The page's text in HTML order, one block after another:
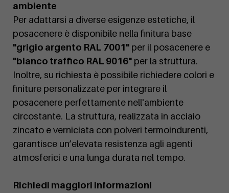
ambiente
Per adattarsi a diverse esigenze estetiche, il
posacenere è disponibile nella finitura base
"grigio argento RAL 7001" per il posacenere e
"bianco traffico RAL 9016" per la struttura.
Inoltre, su richiesta è possibile richiedere colori e
finiture personalizzate per integrare il
posacenere perfettamente nell'ambiente
circostante. La struttura, realizzata in acciaio
zincato e verniciata con polveri termoindurenti,
garantisce un’elevata resistenza agli agenti
atmosferici e una lunga durata nel tempo.
Richiedi maggiori informazioni